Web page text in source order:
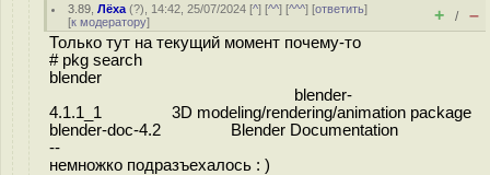
3.89 ,Лёха (?), 14:42, 25/07/2024 [^] [^^] [^^^] [ответить]
[к модератору] + / –
Только тут на текущий момент почему-то
# pkg search
blender
blender-
4.1.1_1 3D modeling/rendering/animation package
blender-doc-4.2 Blender Documentation
--
немножко подразъехалось : )